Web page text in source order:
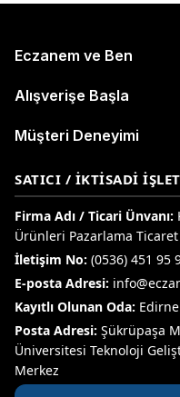
Eczanem ve Ben
Alışverişe Başla
Müşteri Deneyimi
SATICI / İKTISADI
Firma Adı / Ticari Ünvanı:
Ürünleri Pazarlama
İletişim No: (0536) 451 95
E-posta Adresi:
Kayıtlı Olunan Oda:
Posta Adresi: Şükrüpaşa
Üniversitesi Teknoloji
Merkez